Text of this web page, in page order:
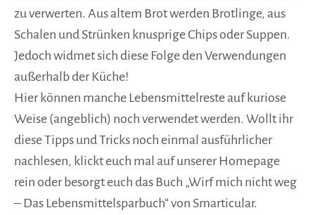
zu verwerten. Aus altem Brot werden Brotlinge, aus
Schalen und Strünken knusprige Chips oder Suppen.
Jedoch widmet sich diese Folge den Verwendungen
außerhalb der Küche!
Hier können manche Lebensmittelreste auf kuriose
Weise (angeblich) noch verwendet werden. Wollt ihr
diese Tipps und Tricks noch einmal ausführlicher
nachlesen, klickt euch mal auf unserer Homepage
rein oder besorgt euch das Buch „Wirf mich nicht weg
– Das Lebensmittelsparbuch“ von Smarticular.